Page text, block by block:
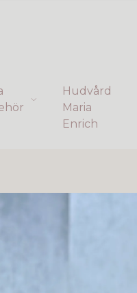
Hudvård
Maria
Enrich